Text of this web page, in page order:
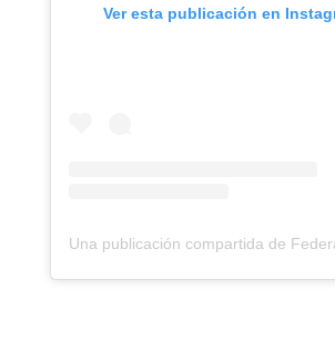
Ver esta publicación en